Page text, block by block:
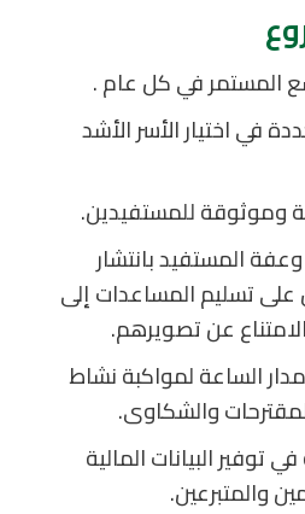
المستمر في كل عام .
في اختيار الأسر الأشد
وموثوقة للمستفيدين.
المستفيد بانتشار
على تسليم المساعدات إلى
عن تصويرهم.
الساعة لمواكبة نشاط
والشكاوى.
توفير البيانات المالية
والمتبرعين.